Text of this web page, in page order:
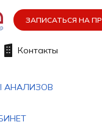
ЗАПИСАТЬСЯ НА
АНАЛИЗОВ
Контакты